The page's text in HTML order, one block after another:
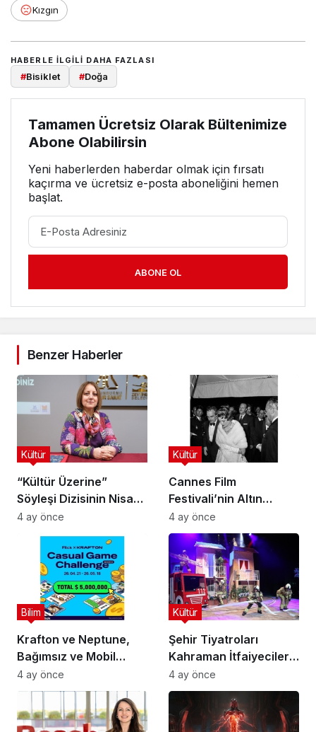
Kızgın
HABERLE ILGILI DAHA FAZLASI
#Bisiklet #Doğa
Tamamen Ücretsiz Olarak Bültenimize
Abone Olabilirsin
Yeni haberlerden haberdar olmak için fırsatı
kaçırma ve ücretsiz e-posta aboneliğini hemen
başlat.
ABONE OL
Benzer Haberler
“Kültür Üzerine”
Söyleşi Dizisinin Nisan
Ayı Konuğu Doç. Dr.
Gökçe Dervişoğlu
Okandan Oldu!
Kültür
4 ay önce
Cannes Film
Festivali’nin Altın
Çağını Mercek Altına
Alıyor
Kültür
4 ay önce
Krafton ve Neptune,
Bağımsız ve Mobil
Oyun Geliştiricileri İçin
5 Milyon Dolarlık
Küresel Oyun
Yarışmasını Başlattı
Bilim
4 ay önce
Şehir Tiyatroları
Kahraman İtfaiyecilerin
Hikayesini “İtfaiyecinin
Sırrı” Oyunuyla
Anlatıyor
Kültür
4 ay önce